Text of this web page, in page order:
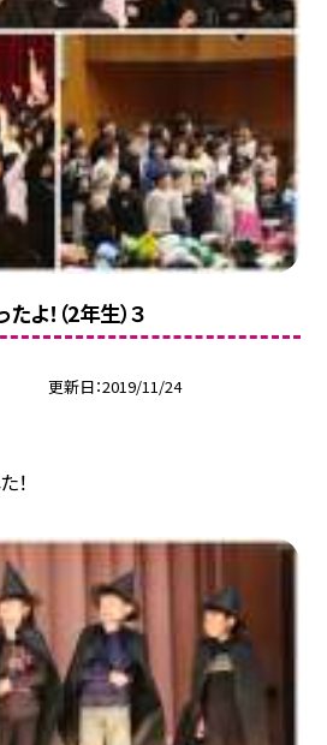
よ！（2年生）３
更新日 2019/11/24
！